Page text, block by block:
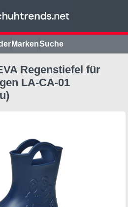
MarkenSuche
Regenstiefel für
LA-CA-01